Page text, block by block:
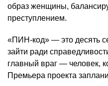
образ женщины,
преступлением.
«ПИН-код» — это десять
зайти ради
главный враг — человек,
Премьера проекта